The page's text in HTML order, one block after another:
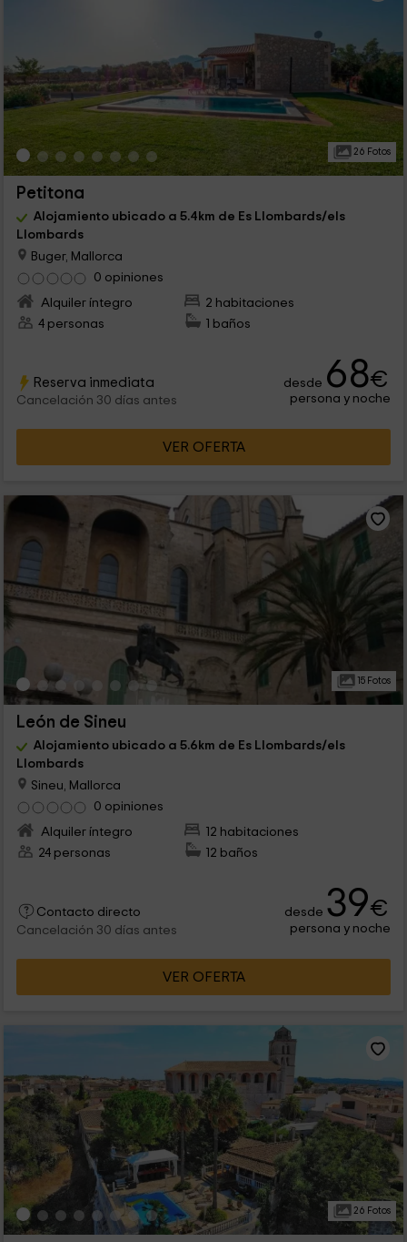
26 Fotos
Petitona
Alojamiento ubicado a 5.4km de Es Llombards/els
Llombards
Buger, Mallorca
0 opiniones
Alquiler íntegro
2 habitaciones
4 personas
1 baños
Reserva inmediata
Cancelación 30 días antes
desde 68€
persona y noche
VER OFERTA
15 Fotos
León de Sineu
Alojamiento ubicado a 5.6km de Es Llombards/els
Llombards
Sineu, Mallorca
0 opiniones
Alquiler íntegro
12 habitaciones
24 personas
12 baños
Contacto directo
Cancelación 30 días antes
desde 39€
persona y noche
VER OFERTA
26 Fotos